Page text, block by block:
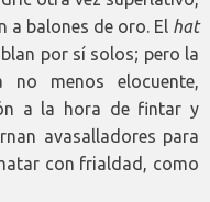
a balones de oro. El hat
por sí solos; pero la
no menos elocuente,
a la hora de fintar y
avasalladores para
con frialdad, como